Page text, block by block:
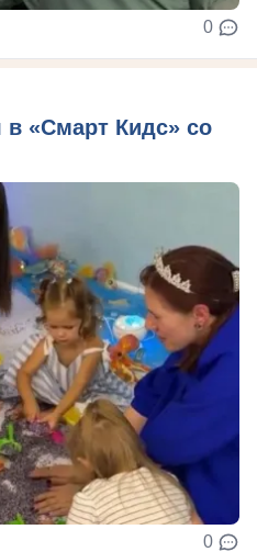
0
в «Смарт Кидс» со
0